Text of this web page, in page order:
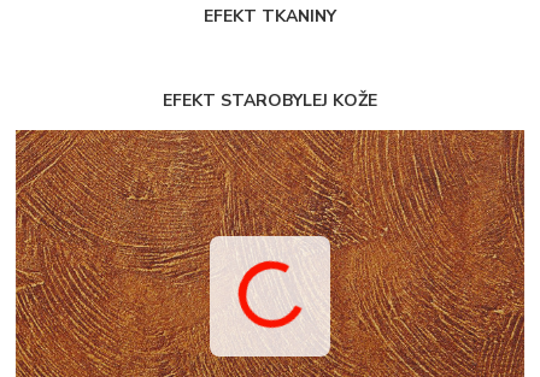
EFEKT TKANINY
EFEKT STAROBYLEJ KOŽE